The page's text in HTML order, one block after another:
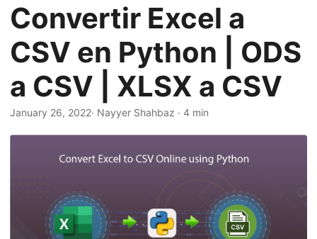
n
a
v
g
a
c
Convertir Excel a
CSV en Python | ODS
a CSV | XLSX a CSV
January 26, 2022· Nayyer Shahbaz · 4 min